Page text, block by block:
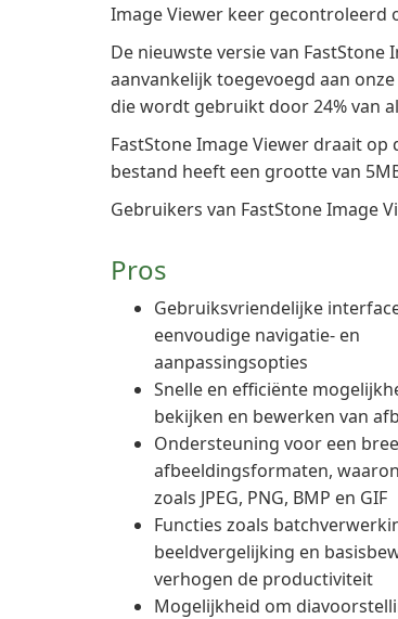
Image Viewer keer gecontroleerd
De nieuwste versie van FastStone
aanvankelijk toegevoegd aan
die wordt gebruikt door 24% van
FastStone Image Viewer draait
bestand heeft een grootte van
Gebruikers van FastStone Image
Pros
Gebruiksvriendelijke
eenvoudige navigatie- en
aanpassingsopties
Snelle en efficiënte
bekijken en bewerken van
Ondersteuning voor een
afbeeldingsformaten,
zoals JPEG, PNG, BMP en GIF
Functies zoals
beeldvergelijking en
verhogen de productiviteit
Mogelijkheid om